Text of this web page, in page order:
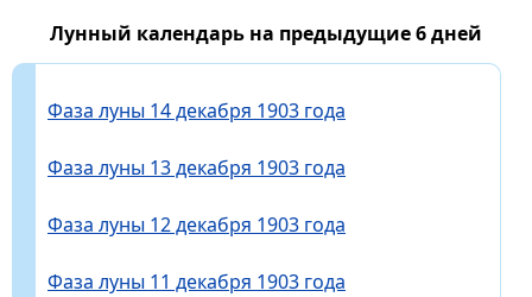
Лунный календарь на предыдущие 6 дней
Фаза луны 14 декабря 1903 года
Фаза луны 13 декабря 1903 года
Фаза луны 12 декабря 1903 года
Фаза луны 11 декабря 1903 года